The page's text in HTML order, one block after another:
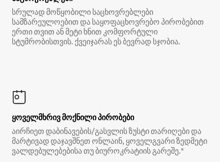
სრულად მოწყობილი საცხოვრებლები
სამზარეულოებით და საყოფაცხოვრებო პირობებით
ერთი თვით ან მეტი ხნით კომფორტული
სტუმრობისთვის. ქვეიჯარას ეს ბევრად სჯობია.
ყოველმხრივ მოქნილი პირობები
აირჩიეთ დაბინავების/გასვლის ზუსტი თარიღები და
მარტივად დაჯავშნეთ ონლაინ, ყოველგვარი ზედმეტი
ვალდებულებებისა თუ ბიუროკრატიის გარეშე.*